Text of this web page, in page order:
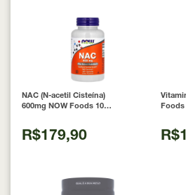
NAC (N-acetil Cisteína)
600mg NOW Foods 100
R$179,90
Foods